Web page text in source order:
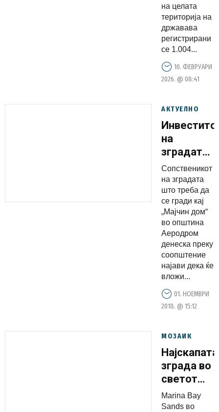
се 26.522
на целата
територија на
државава
регистрирани
се 1.004...
10. ФЕВРУАРИ
2026. @ 08:41
АКТУЕЛНО
на
зградата
најавува
на
на плацот
пред
„Мајчин
дом“
Сопственикот
на зградата
што треба да
се гради кај
„Мајчин дом“
во општина
Аеродром
денеска преку
соопштение
најави дека ќе
вложи...
01. НОЕМВРИ
2018. @ 15:12
МОЗАИК
Најскапата
зграда во
светот
изнесува
8
Marina Bay
Sands во